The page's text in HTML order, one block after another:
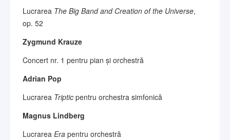
Lucrarea The Big Band and Creation of the Universe,
op. 52
Zygmund Krauze
Concert nr. 1 pentru pian și orchestră
Adrian Pop
Lucrarea Triptic pentru orchestra simfonică
Magnus Lindberg
Lucrarea Era pentru orchestră